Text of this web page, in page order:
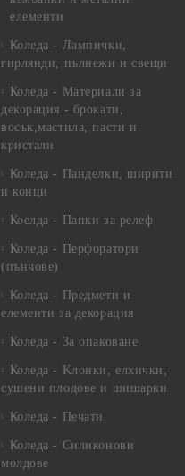
елементи
Коледа - Лампички,
гирлянди, пълнежи и свещи
Коледа - Материали за
декорация - брокати,
восък,мастила, пасти и
кристали
Коледа - Панделки, ширити
и конци
Коелда - Папки за релеф
Коледа - Перфоратори
(пънчове)
Коледа - Предмети и
елементи за декорация
Коледа - За опаковане
Коледа - Kлонки, елхички,
сушени плодове и шишарки
Коледа - Печати
Коледа - Силиконови
молдове